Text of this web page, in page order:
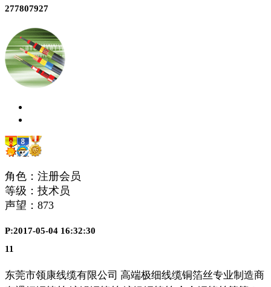
277807927
角色：注册会员
等级：技术员
声望： 873
P:2017-05-04 16:32:30
11
东莞市领康线缆有限公司 高端极细线缆铜箔丝专业制造商